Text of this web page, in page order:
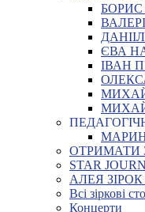
БОРИС
ЄВА
ІВАН
ОТРИМАТИ
STAR
АЛЕЯ ЗІРОК
Всі зіркові
Концерти